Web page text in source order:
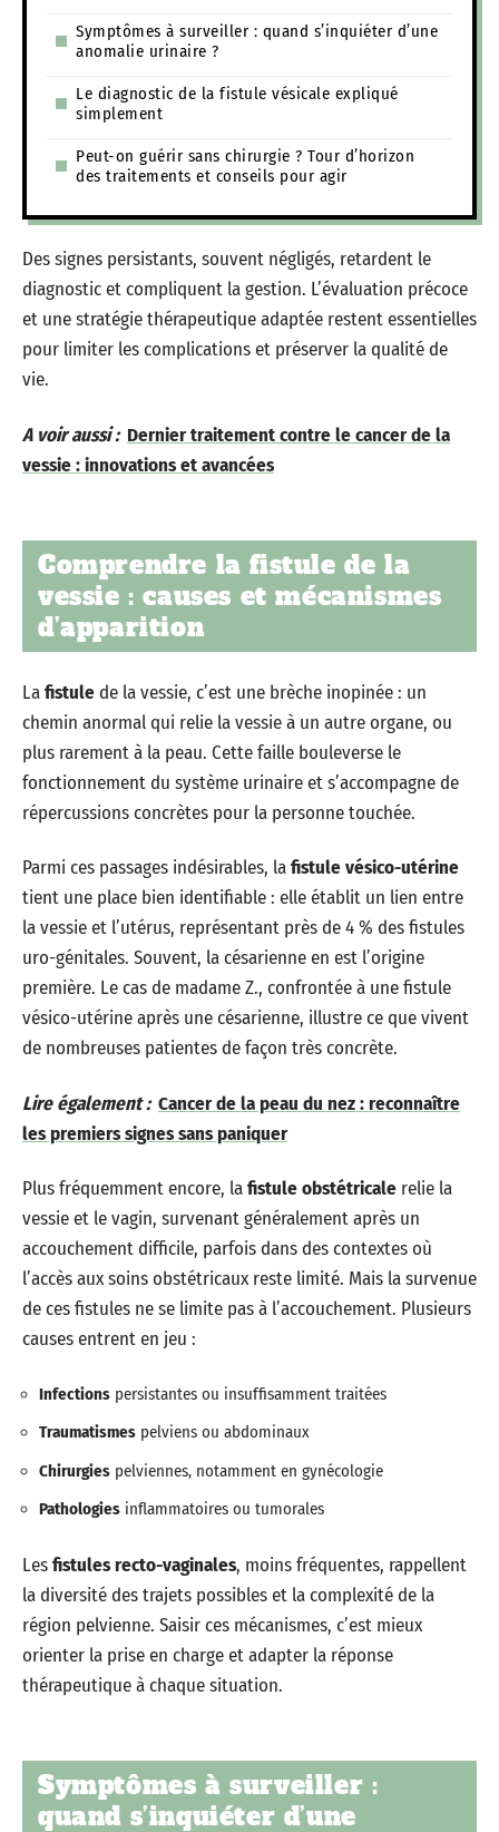
Symptômes à surveiller : quand s’inquiéter d’une
anomalie urinaire ?
Le diagnostic de la fistule vésicale expliqué
simplement
Peut-on guérir sans chirurgie ? Tour d’horizon
des traitements et conseils pour agir
Des signes persistants, souvent négligés, retardent le
diagnostic et compliquent la gestion. L’évaluation précoce
et une stratégie thérapeutique adaptée restent essentielles
pour limiter les complications et préserver la qualité de
vie.
A voir aussi : Dernier traitement contre le cancer de la
vessie : innovations et avancées
Comprendre la fistule de la
vessie : causes et mécanismes
d’apparition
Lafistulede la vessie, c’est une brèche inopinée : un
chemin anormal qui relie la vessie à un autre organe, ou
plus rarement à la peau. Cette faille bouleverse le
fonctionnement du système urinaire et s’accompagne de
répercussions concrètes pour la personne touchée.
Parmi ces passages indésirables, lafistule vésico-utérine
tient une place bien identifiable : elle établit un lien entre
la vessie et l’utérus, représentant près de 4 % des fistules
uro-génitales. Souvent, la césarienne en est l’origine
première. Le cas de madame Z., confrontée à une fistule
vésico-utérine après une césarienne, illustre ce que vivent
de nombreuses patientes de façon très concrète.
Lire également : Cancer de la peau du nez : reconnaître
les premiers signes sans paniquer
Plus fréquemment encore, lafistule obstétricale relie la
vessie et le vagin, survenant généralement après un
accouchement difficile, parfois dans des contextes où
l’accès aux soins obstétricaux reste limité. Mais la survenue
de ces fistules ne se limite pas à l’accouchement. Plusieurs
causes entrent en jeu :
Infections persistantes ou insuffisamment traitées
Traumatismes pelviens ou abdominaux
Chirurgies pelviennes, notamment en gynécologie
Pathologies inflammatoires ou tumorales
Lesfistules recto-vaginales, moins fréquentes, rappellent
la diversité des trajets possibles et la complexité de la
région pelvienne. Saisir ces mécanismes, c’est mieux
orienter la prise en charge et adapter la réponse
thérapeutique à chaque situation.
Symptômes à surveiller :
quand s’inquiéter d’une